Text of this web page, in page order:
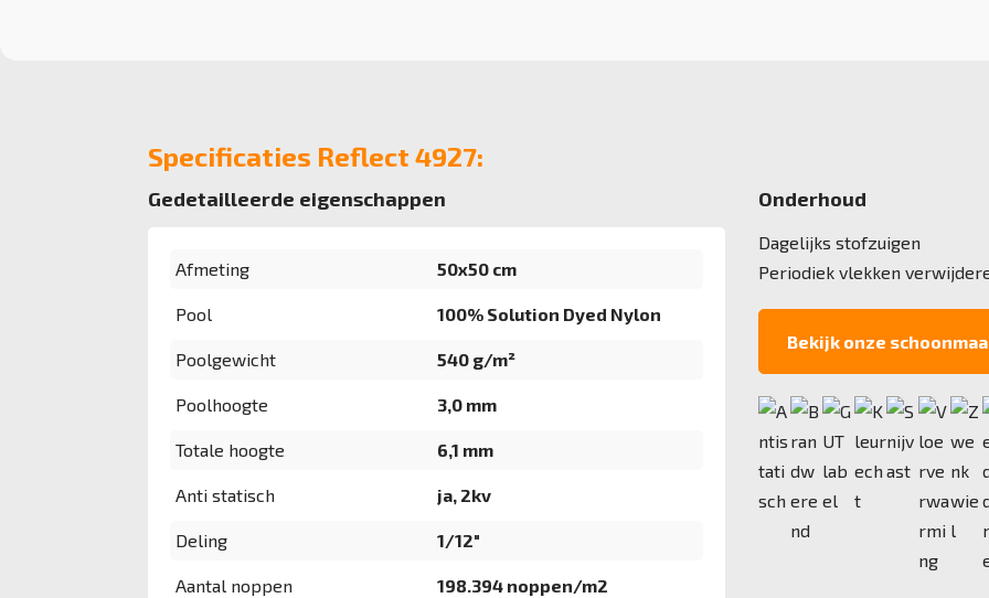
Specificaties Reflect 4927:
Gedetailleerde eigenschappen
Afmeting 50x50 cm
Pool 100% Solution Dyed Nylon
Poolgewicht 540 g/m²
Poolhoogte 3,0 mm
Totale hoogte 6,1 mm
Anti statisch ja, 2kv
Deling 1/12"
Aantal noppen 198.394 noppen/m2
Onderhoud
Dagelijks stofzuigen
Periodiek vlekken
Bekijk onze